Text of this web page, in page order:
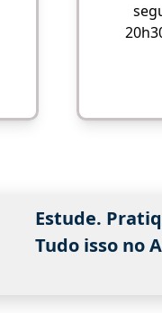
Estude.
Tudo isso no